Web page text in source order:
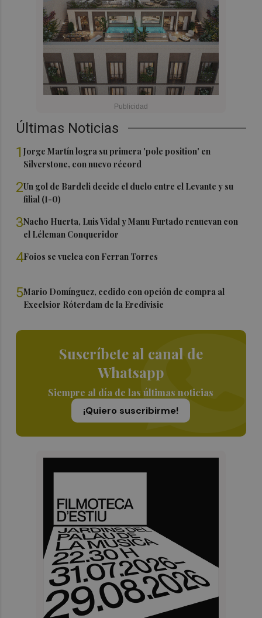
Últimas Noticias
1Jorge Martín logra su primera 'pole position' en
Silverstone, con nuevo récord
2Un gol de Bardeli decide el duelo entre el Levante y su
filial (1-0)
3Nacho Huerta, Luis Vidal y Manu Furtado renuevan con
el Léleman Conqueridor
4Foios se vuelca con Ferran Torres
5Mario Domínguez, cedido con opción de compra al
Excelsior Róterdam de la Eredivisie
Suscríbete al canal de
Whatsapp
Siempre al día de las últimas noticias
¡Quiero suscribirme!